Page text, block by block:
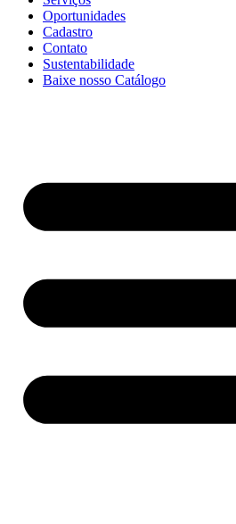
Oportunidades
Cadastro
Contato
Sustentabilidade
Baixe nosso Catálogo